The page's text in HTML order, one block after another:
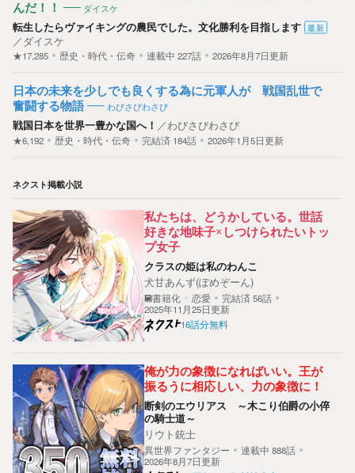
んだ！！
ダイスケ
転生したらヴァイキングの農民でした。文化勝利を目指します 最新
／ダイスケ
★17,285 歴史・時代・伝奇 連載中 227話 2026年8月7日更新
日本の未来を少しでも良くする為に元軍人が 戦国乱世で
奮闘する物語
わびさびわさび
戦国日本を世界一豊かな国へ！ ／わびさびわさび
★6,192 歴史・時代・伝奇 完結済 184話 2026年1月5日更新
ネクスト掲載小説
私たちは、どうかしている。世話
好きな地味子×しつけられたいトッ
プ女子
クラスの姫は私のわんこ
犬甘あんず(ぽめぞーん)
書籍化 恋愛 完結済 56話
2025年11月25日更新
16話分無料
俺が力の象徴になればいい。王が
振るうに相応しい、力の象徴に！
断剣のエウリアス ～木こり伯爵の小倅
の騎士道～
リウト銃士
異世界ファンタジー 連載中 888話
2026年8月7日更新